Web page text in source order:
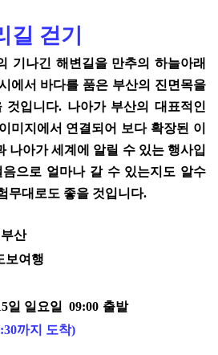
길 걷기
기나긴 해변길을 만추의 하늘아래
에서 바다를 품은 부산의 진면목을
입니다. 나아가 부산의 대표적인
미지에서 연결되어 보다 확장된 이
나아가 세계에 알릴 수 있는 행사입
으로 얼마나 갈 수 있는지도 알수
무대로도 좋을 것입니다.
산
보여행
일 일요일 09:00 출발
까지
도착)